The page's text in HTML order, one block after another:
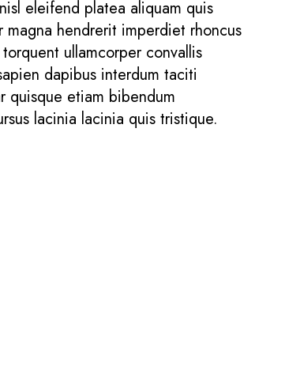
eleifend platea aliquam quis
hendrerit imperdiet rhoncus
ullamcorper convallis
dapibus interdum taciti
quisque etiam bibendum
lacinia lacinia quis tristique.